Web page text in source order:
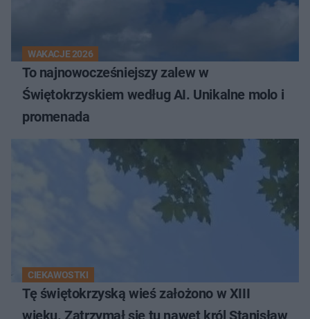
WAKACJE 2026
To najnowocześniejszy zalew w
Świętokrzyskiem według AI. Unikalne molo i
promenada
CIEKAWOSTKI
Tę świętokrzyską wieś założono w XIII
wieku. Zatrzymał się tu nawet król Stanisław